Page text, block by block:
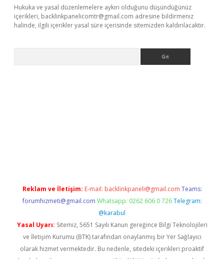
Hukuka ve yasal düzenlemelere aykırı olduğunu düşündüğünüz
içerikleri, backlinkpanelicomtr@gmail.com adresine bildirmeniz
halinde, ilgili içerikler yasal süre içerisinde sitemizden kaldırılacaktır.
Reklam ve İletişim: E-mail: backlinkpaneli@gmail.com Teams:
forumhizmeti@gmail.com Whatsapp: 0262 606 0 726 Telegram:
@karabul
Yasal Uyarı: Sitemiz, 5651 Sayılı Kanun gereğince Bilgi Teknolojileri
ve İletişim Kurumu (BTK) tarafından onaylanmış bir Yer Sağlayıcı
olarak hizmet vermektedir. Bu nedenle, sitedeki içerikleri proaktif